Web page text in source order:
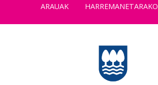
ARAUAK
HARREMANETARAKO